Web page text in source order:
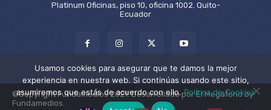
Platinum Oficinas, piso 10, oficina 1002. Quito-
Ecuador
©Copyright Fundamedios 2021. Desarrollado por El Megáfono by
Fundamedios.
Usamos cookies para asegurar que te damos la mejor
experiencia en nuestra web. Si continúas usando este sitio,
asumiremos que estás de acuerdo con ello.Política de Cookies